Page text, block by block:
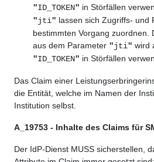
"ID_TOKEN" in Störfällen
"jti" lassen sich Zugriffs- und
bestimmten Vorgang zuordnen.
aus dem Parameter "jti" wird
"ID_TOKEN" in Störfällen
Das Claim einer
die Entität, welche im Namen der
Institution selbst.
A_19753 - Inhalte des Claims für
Der IdP-Dienst MUSS sicherstellen,